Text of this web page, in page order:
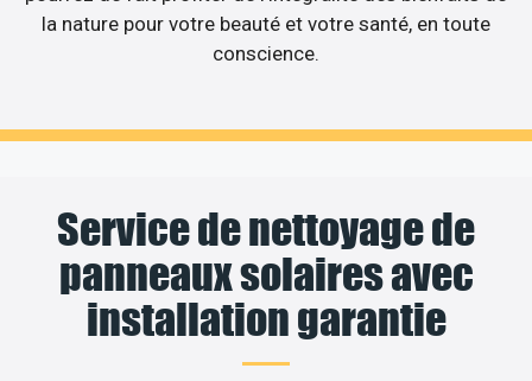
la nature pour votre beauté et votre santé, en toute
conscience.
Service de nettoyage de
panneaux solaires avec
installation garantie